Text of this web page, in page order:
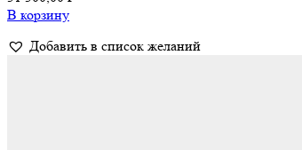
В корзину
Добавить в список желаний